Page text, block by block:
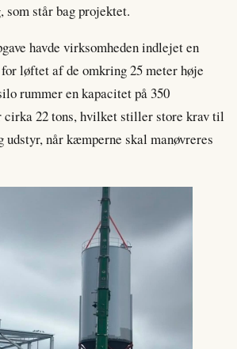
som står bag projektet.
havde virksomheden indlejet en
løftet af de omkring 25 meter høje
rummer en kapacitet på 350
cirka 22 tons, hvilket stiller store krav til
udstyr, når kæmperne skal manøvreres